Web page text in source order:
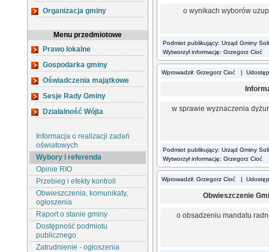
Organizacja gminy
Menu przedmiotowe
Prawo lokalne
Gospodarka gminy
Oświadczenia majątkowe
Sesje Rady Gminy
Działalność Wójta
Informacja o realizacji zadań
oświatowych
Wybory i referenda
Opinie RIO
Przebieg i efekty kontroli
Obwieszczenia, komunikaty,
ogłoszenia
Raport o stanie gminy
Dostępność podmiotu
publicznego
Zatrudnienie - ogłoszenia
o wynikach wyborów
Podmiot publikujący: Urząd Gminy
Wytworzył informację: Grzegorz Cioć
Wprowadził: Grzegorz Cioć |
w sprawie wyznaczenia
Podmiot publikujący: Urząd Gminy
Wytworzył informację: Grzegorz Cioć
Wprowadził: Grzegorz Cioć |
Obwieszczenie
o obsadzeniu mandatu